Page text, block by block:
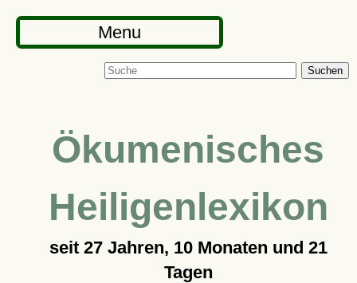
Menu
Suchen
Ökumenisches
Heiligenlexikon
seit 27 Jahren, 10 Monaten und 21
Tagen